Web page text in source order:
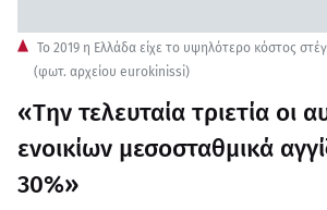
To 2019 η Ελλάδα είχε το υψηλότερο κόστος
(φωτ. αρχείου eurokinissi)
«Tην τελευταία τριετία οι
ενοικίων μεσοσταθμικά
30%»